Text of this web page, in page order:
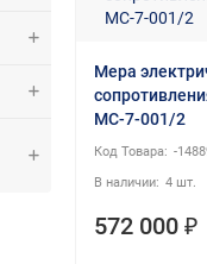
Мера
МС-7-001/2
-
4 шт.
572 000 ₽